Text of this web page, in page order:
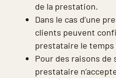
de la prestation.
Dans le cas d’une
clients peuvent
prestataire le
Pour des raisons de
prestataire